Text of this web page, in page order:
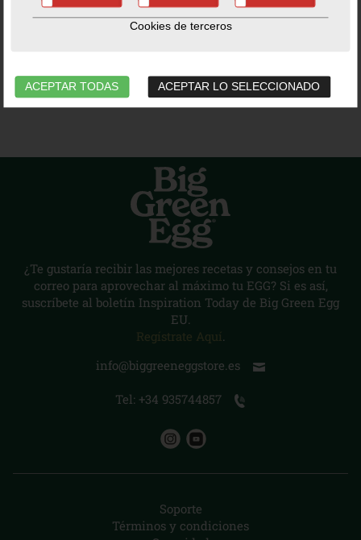
Dels Joeirs, 17 Nau: 7 . 08184 Palau Solità i
¿Te gustaría recibir las mejores recetas y consejos en tu
correo para aprovechar al máximo tu EGG? Si es así,
suscríbete al boletín Inspiration Today de Big Green Egg
EU.
Regístrate Aquí
info@biggreeneggstore.es
Tel: +34 935744857
Soporte
Términos y condiciones
Cookies de terceros
ACEPTAR TODAS ACEPTAR LO SELECCIONADO